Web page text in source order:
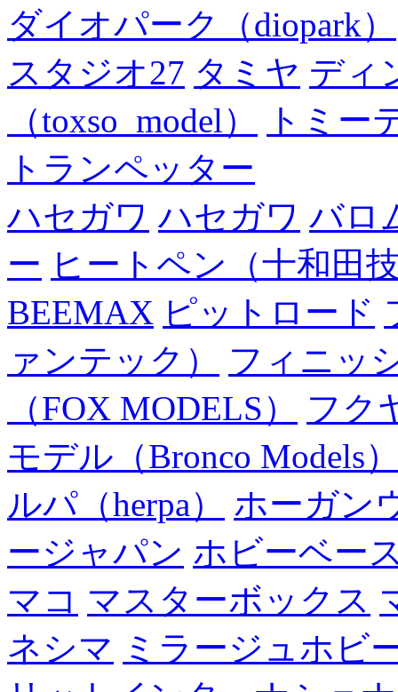
ダイオパーク（diopark）
スタジオ27 タミヤ ディ
（toxso_model）
トミー
トランペッター
ハセガワ ハセガワ バロ
ー ヒートペン（十和田
BEEMAX ピットロード
ァンテック）
フィニッ
（FOX MODELS）
フク
モデル（Bronco Models
ルパ（herpa）
ホーガン
ージャパン ホビーベー
マコ マスターボックス
ネシマ ミラージュホビ